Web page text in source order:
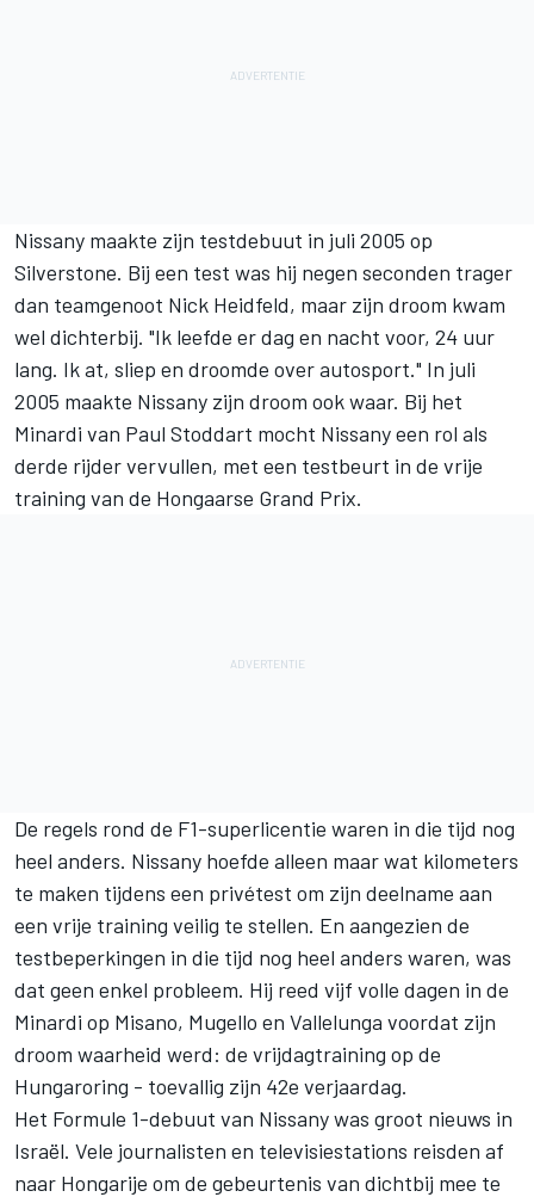
Nissany maakte zijn testdebuut in juli 2005 op
Silverstone. Bij een test was hij negen seconden trager
dan teamgenoot Nick Heidfeld, maar zijn droom kwam
wel dichterbij. "Ik leefde er dag en nacht voor, 24 uur
lang. Ik at, sliep en droomde over autosport." In juli
2005 maakte Nissany zijn droom ook waar. Bij het
Minardi van Paul Stoddart mocht Nissany een rol als
derde rijder vervullen, met een testbeurt in de vrije
training van de Hongaarse Grand Prix.
De regels rond de F1-superlicentie waren in die tijd nog
heel anders. Nissany hoefde alleen maar wat kilometers
te maken tijdens een privétest om zijn deelname aan
een vrije training veilig te stellen. En aangezien de
testbeperkingen in die tijd nog heel anders waren, was
dat geen enkel probleem. Hij reed vijf volle dagen in de
Minardi op Misano, Mugello en Vallelunga voordat zijn
droom waarheid werd: de vrijdagtraining op de
Hungaroring - toevallig zijn 42e verjaardag.
Het Formule 1-debuut van Nissany was groot nieuws in
Israël. Vele journalisten en televisiestations reisden af
naar Hongarije om de gebeurtenis van dichtbij mee te